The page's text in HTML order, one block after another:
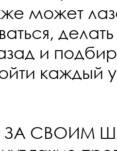
может
и
каждый
ЗА СВОИМ